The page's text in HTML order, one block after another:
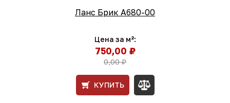
Ланс Брик А680-00
Цена за м²:
750,00 ₽
0,00 ₽
КУПИТЬ